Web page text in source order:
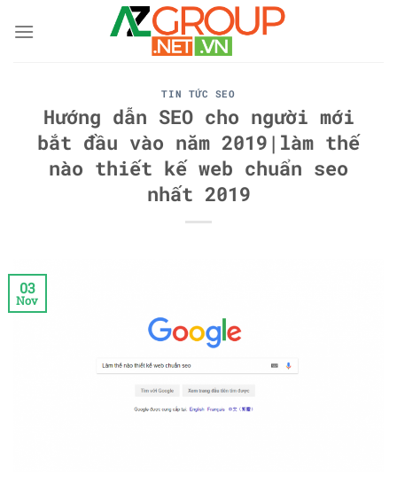
TIN TỨC SEO
Hướng dẫn SEO cho người mới
bắt đầu vào năm 2019|làm thế
nào thiết kế web chuẩn seo
nhất 2019
03
Nov